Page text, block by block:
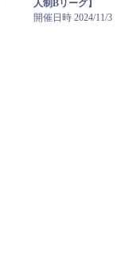
人制Bリーグ】
開催日時 2024/11/3